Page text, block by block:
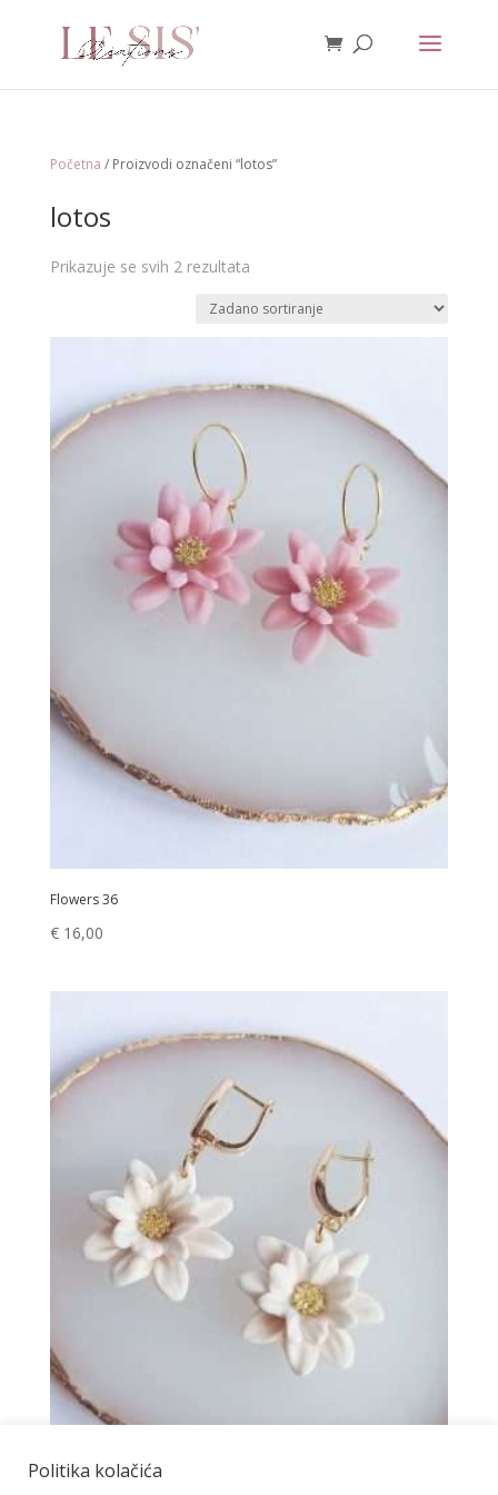
Početna / Proizvodi označeni “lotos”
lotos
Prikazuje se svih 2 rezultata
Flowers 36
€16,00
Politika kolačića